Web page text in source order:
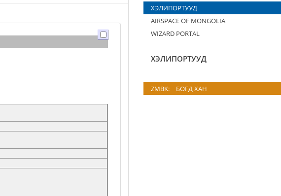
ХЭЛИПОРТУУД
AIRSPACE OF MONGOLIA
WIZARD PORTAL
ХЭЛИПОРТУУД
ZMBK: БОГД ХАН